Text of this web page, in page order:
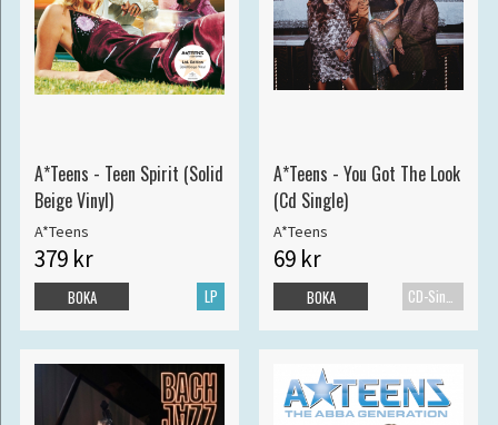
A*Teens - Teen Spirit (Solid
Beige Vinyl)
A*Teens
379 kr
LP
BOKA
A*Teens - You Got The Look
(Cd Single)
A*Teens
69 kr
BOKA